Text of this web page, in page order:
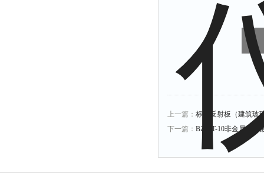
上一篇： 标准反射板（建筑玻
下一篇： BZ-AT-10非金属超声